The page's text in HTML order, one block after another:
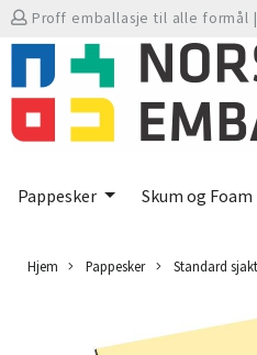
Proff emballasje til alle formål
Pappesker Skum og Foam
Hjem Pappesker Standard